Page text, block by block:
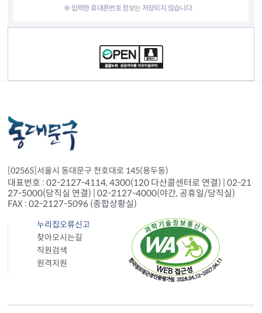
※ 입력한 휴대폰번호 정보는 저장되지 않습니다.
[02565]서울시 동대문구 천호대로 145(용두동)
대표번호 : 02-2127-4114, 4300(120 다산콜센터로 연결) | 02-21
27-5000(당직실 연결) | 02-2127-4000(야간, 공휴일/당직실)
FAX : 02-2127-5096 (종합상황실)
누리집오류신고
찾아오시는길
직원검색
원격지원